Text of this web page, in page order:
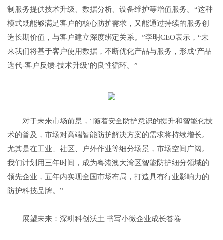
制服务提供技术升级、数据分析、设备维护等增值服务。“这种
模式既能够满足客户的核心防护需求，又能通过持续的服务创
造长期价值，与客户建立深度绑定关系。”李明CEO表示，“未
来我们将基于客户使用数据，不断优化产品与服务，形成‘产品
迭代-客户反馈-技术升级’的良性循环。”
对于未来市场前景，“随着安全防护意识的提升和智能化技
术的普及，市场对高端智能防护解决方案的需求将持续增长。
尤其是在工业、社区、户外作业等细分场景，市场空间广阔。
我们计划用三年时间，成为粤港澳大湾区智能防护细分领域的
领先企业，五年内实现全国市场布局，打造具有行业影响力的
防护科技品牌。”
展望未来：深耕科创沃土 书写小微企业成长答卷